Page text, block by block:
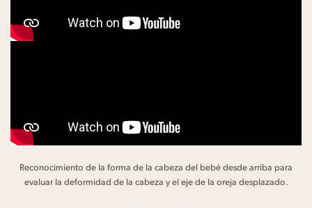
Reconocimiento de la forma de la cabeza del bebé desde arriba para
evaluar la deformidad de la cabeza y el eje de la oreja desplazado.